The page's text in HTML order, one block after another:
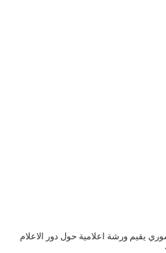
يقيم ورشة اعلامية حول دور الاعلام